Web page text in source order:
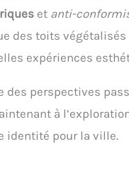
et anti-
des toits
expériences
perspectives
à
identité pour la ville.